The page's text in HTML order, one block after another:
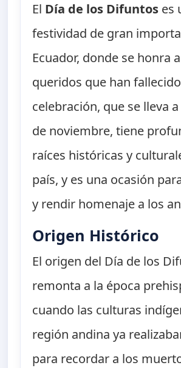
El Día de los Difuntos es
festividad de gran
Ecuador, donde se honra
queridos que han
celebración, que se lleva
de noviembre, tiene
raíces históricas y
país, y es una ocasión
y rendir homenaje a los
Origen Histórico
El origen del Día de los
remonta a la época
cuando las culturas
región andina ya
para recordar a los